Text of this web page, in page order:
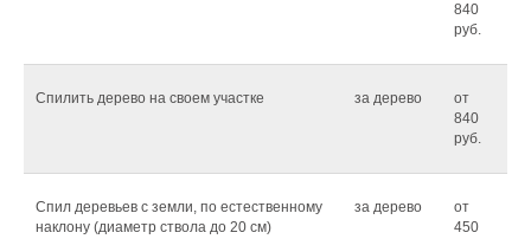
840
руб.
Спилить дерево на своем участке за дерево
от
840
руб.
Спил деревьев с земли, по естественному
наклону (диаметр ствола до 20 см)
за дерево
от
450